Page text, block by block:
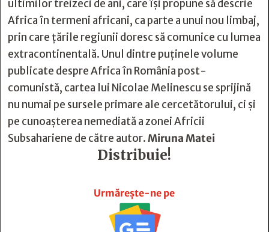
ultimilor treizeci de ani, care îşi propune să descrie
Africa în termeni africani, ca parte a unui nou limbaj,
prin care ţările regiunii doresc să comunice cu lumea
extracontinentală. Unul dintre puţinele volume
publicate despre Africa în România post-
comunistă, cartea lui Nicolae Melinescu se sprijină
nu numai pe sursele primare ale cercetătorului, ci şi
pe cunoaşterea nemediată a zonei Africii
Subsahariene de către autor.Miruna Matei
Distribuie!
Urmărește-ne pe